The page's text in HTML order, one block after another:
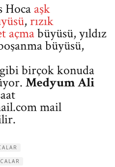
Hoca aşk
, rızık
açmabüyüsü, yıldız
büyüsü,
gibi birçok konuda
Medyum Ali
mail